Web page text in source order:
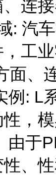
连
: 汽
工
面、
例: L
，
由于
、